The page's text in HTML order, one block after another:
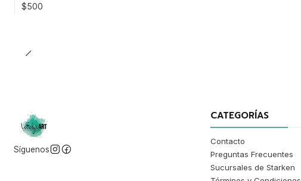
$500
Síguenos
CATEGORÍAS
Contacto
Preguntas Frecuentes
Sucursales de Starken